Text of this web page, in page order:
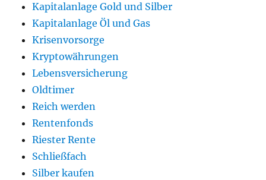
Kapitalanlage Gold und Silber
Kapitalanlage Öl und Gas
Krisenvorsorge
Kryptowährungen
Lebensversicherung
Oldtimer
Reich werden
Rentenfonds
Riester Rente
Schließfach
Silber kaufen